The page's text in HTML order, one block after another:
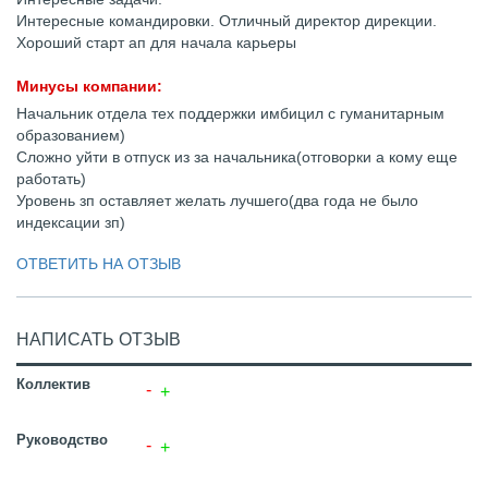
Интересные командировки. Отличный директор дирекции.
Хороший старт ап для начала карьеры
Минусы компании:
Начальник отдела тех поддержки имбицил с гуманитарным
образованием)
Сложно уйти в отпуск из за начальника(отговорки а кому еще
работать)
Уровень зп оставляет желать лучшего(два года не было
индексации зп)
ОТВЕТИТЬ НА ОТЗЫВ
НАПИСАТЬ ОТЗЫВ
Коллектив
Руководство